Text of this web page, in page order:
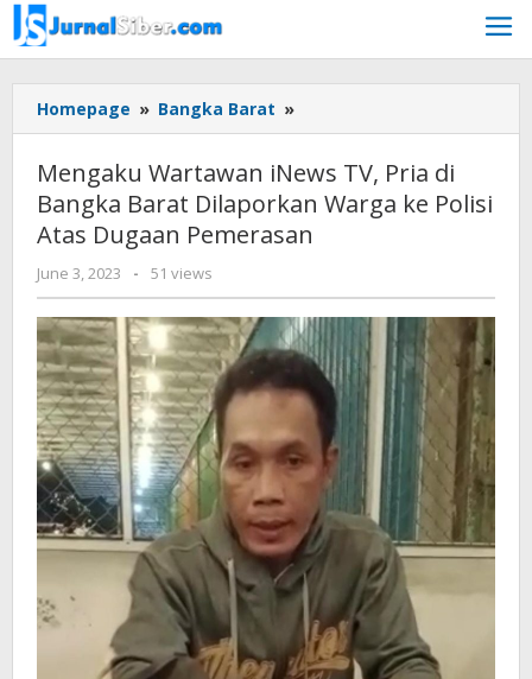
Skip
to
content
Homepage » Bangka Barat »
Wartawan
TV,
Pria
di
Dilaporkan
Warga
ke
Polisi
Atas
Dugaan
Pemerasan
Mengaku Wartawan iNews TV, Pria di
Bangka Barat Dilaporkan Warga ke Polisi
Atas Dugaan Pemerasan
June 3, 2023
by
Jurnalsiber
- 51 views